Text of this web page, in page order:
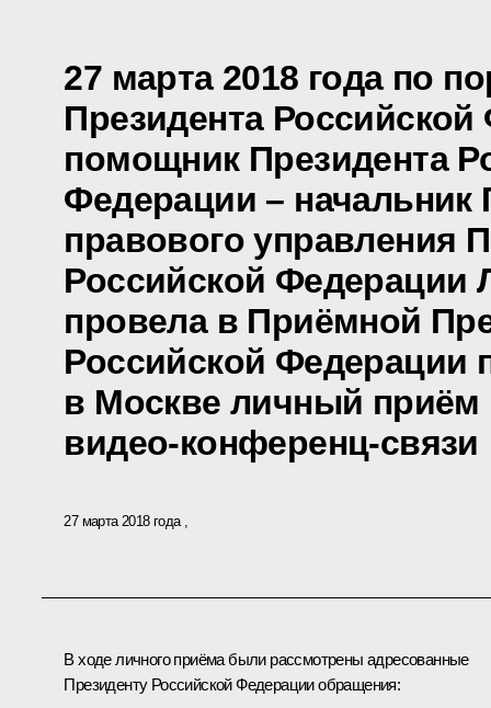
27 марта 2018 года по
Президента
помощник Президента
Федерации – начальник
правового управления
Российской Федерации
провела в Приёмной
Российской Федерации
в Москве личный приём
видео-конференц-связи
27 марта 2018 года
В ходе личного приёма были рассмотрены адресованные
Президенту Российской Федерации обращения: